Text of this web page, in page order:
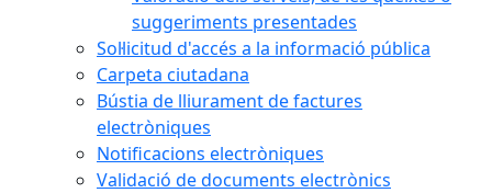
suggeriments presentades
Sol·licitud d'accés a la informació pública
Carpeta ciutadana
Bústia de lliurament de factures
electròniques
Notificacions electròniques
Validació de documents electrònics